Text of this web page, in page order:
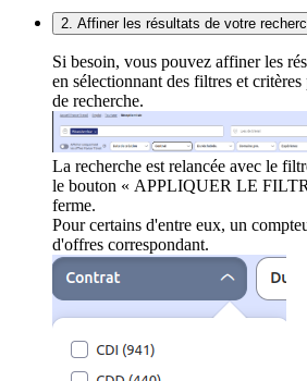
2. Affiner les résultats de votre
Si besoin, vous pouvez affiner les
en sélectionnant des filtres et critères
de recherche.
La recherche est relancée avec le
le bouton « APPLIQUER LE
ferme.
Pour certains d'entre eux, un
d'offres correspondant.